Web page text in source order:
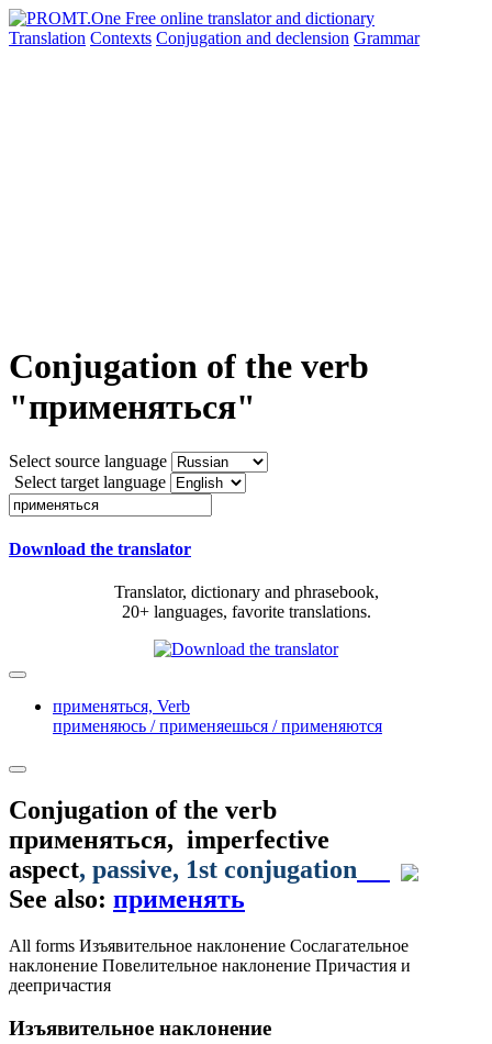
Translation Contexts Conjugation and declension Grammar
Conjugation of the verb
"применяться"
Select source language
Select target language
Download the translator
Translator, dictionary and phrasebook,
20+ languages, favorite translations.
применяться, Verb
применяюсь / применяешься / применяются
Conjugation of the verb
применяться, imperfective
aspect, passive, 1st conjugation
See also: применять
All forms Изъявительное наклонение Сослагательное
наклонение Повелительное наклонение Причастия и
деепричастия
Изъявительное наклонение